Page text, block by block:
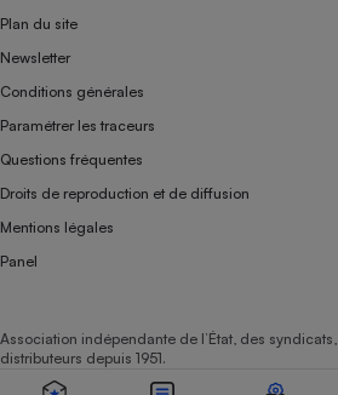
Plan du site
Newsletter
Conditions générales
Paramétrer les traceurs
Questions fréquentes
Droits de reproduction et de diffusion
Mentions légales
Panel
Association indépendante de l’État, des
distributeurs depuis 1951.